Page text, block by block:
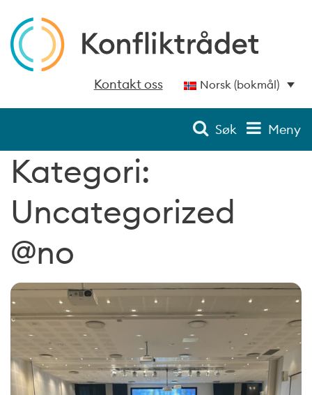
Kontakt oss Norsk (bokmål)
Søk Meny
Kategori:
Uncategorized
@no